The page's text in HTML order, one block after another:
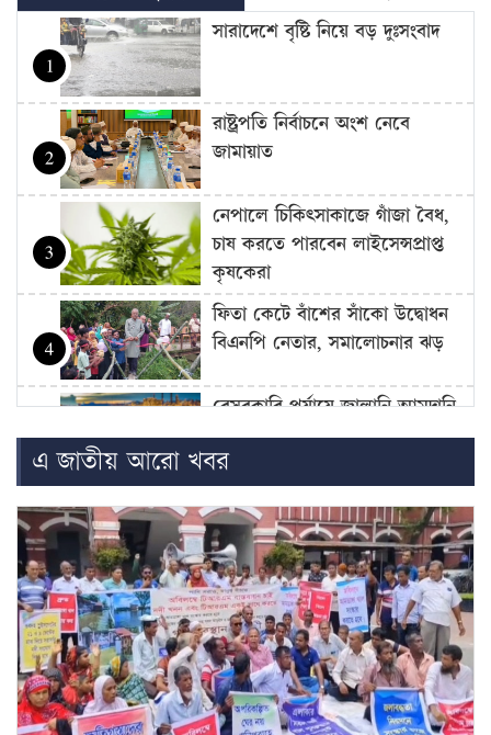
1
সারাদেশে বৃষ্টি নিয়ে বড় দুঃসংবাদ
2
রাষ্ট্রপতি নির্বাচনে অংশ নেবে
জামায়াত
3
নেপালে চিকিৎসাকাজে গাঁজা বৈধ,
চাষ করতে পারবেন লাইসেন্সপ্রাপ্ত
কৃষকেরা
4
ফিতা কেটে বাঁশের সাঁকো উদ্বোধন
বিএনপি নেতার, সমালোচনার ঝড়
5
বেসরকারি পর্যায়ে জ্বালানি আমদানি
নিয়ে এখনো চূড়ান্ত সিদ্ধান্ত হয়নি:
জ্বালানি…
6
উদ্বোধনের আগেই জুলাই জাদুঘর
থেকে বহু কিছু সরিয়েছে বিএনপি,
অভিযোগ…
7
বাজার সিন্ডিকেট-মজুদদারির বিরুদ্ধে
বিশেষ ক্ষমতা আইন প্রয়োগ করা
হবে: আইনমন্ত্রী
বিএনপি হয়তো ভারতকে ভয়
এ জাতীয় আরো খবর